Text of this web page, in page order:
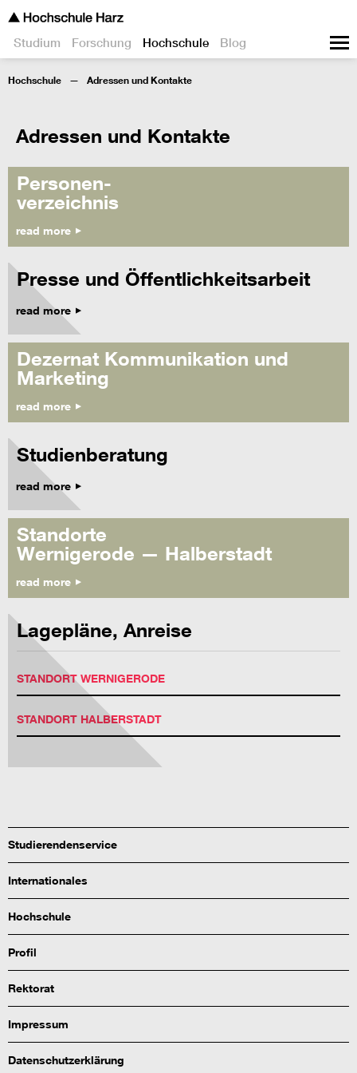
Studium Forschung Hochschule Blog
Hochschule Adressen und Kontakte
Adressen und Kontakte
Personen-
verzeichnis
read more
Presse und Öffentlichkeitsarbeit
read more
Dezernat Kommunikation und
Marketing
read more
Studienberatung
read more
Standorte
Wernigerode — Halberstadt
read more
Lagepläne, Anreise
STANDORT WERNIGERODE
STANDORT HALBERSTADT
Studierendenservice
Internationales
Hochschule
Profil
Rektorat
Impressum
Datenschutzerklärung